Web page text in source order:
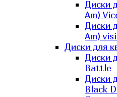
Диски
Am)
Диски
Am)
Диски для
Диски
Battle
Диски
Black